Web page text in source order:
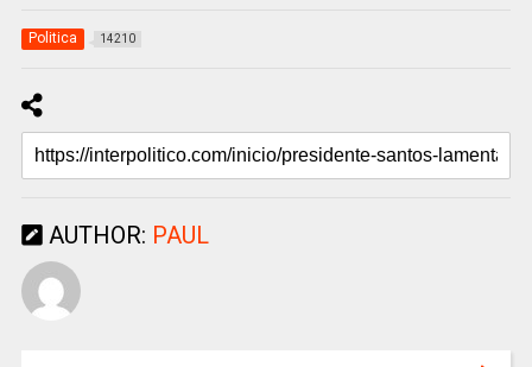
Politica 14210
AUTHOR: PAUL